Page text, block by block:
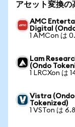
アセット変換の
AMC
Digital
1 AMCon は
Lam
(Ondo
1 LRCXon は
Vistra
Tokenized)
1 VSTon は